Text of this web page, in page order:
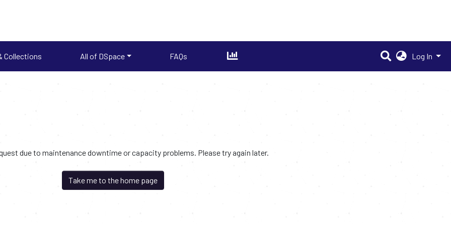
Collections All of DSpace FAQs Log In
due to maintenance downtime or capacity problems. Please try again later.
Take me to the home page